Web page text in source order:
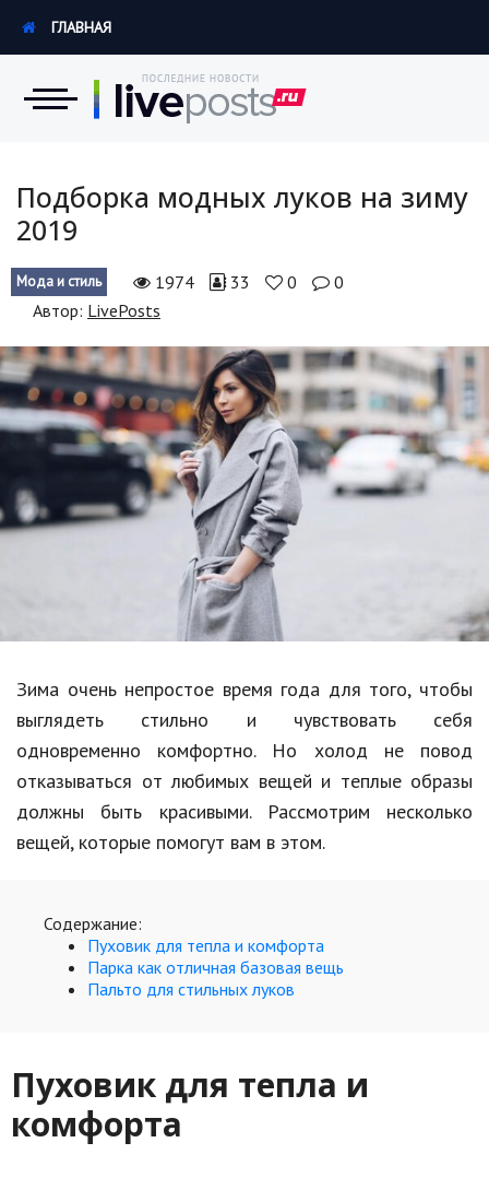
Новости
Экономика
Происшествия
Россия
Наука и техника
Образование
Авто, мото
Спорт
Знаменитости
Статьи
Обзоры
Красота и здоровье
Hi-Tech. Интернет
Дом и сад
Недвижимость
ГЛАВНАЯ
Подборка модных луков на зиму
2019
Мода и стиль 1974 33 0
0
Автор: LivePosts
Зима очень непростое время года для того, чтобы
выглядеть стильно и чувствовать себя
одновременно комфортно. Но холод не повод
отказываться от любимых вещей и теплые образы
должны быть красивыми. Рассмотрим несколько
вещей, которые помогут вам в этом.
Содержание:
Пуховик для тепла и комфорта
Парка как отличная базовая вещь
Пальто для стильных луков
Пуховик для тепла и
комфорта